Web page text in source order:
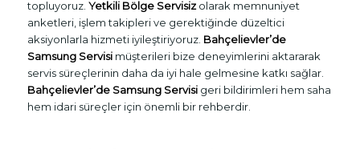
topluyoruz. Yetkili Bölge Servisizolarak memnuniyet
anketleri, işlem takipleri ve gerektiğinde düzeltici
aksiyonlarla hizmeti iyileştiriyoruz. Bahçelievler’de
Samsung Servisimüşterileri bize deneyimlerini aktararak
servis süreçlerinin daha da iyi hale gelmesine katkı sağlar.
Bahçelievler’de Samsung Servisigeri bildirimleri hem saha
hem idari süreçler için önemli bir rehberdir.